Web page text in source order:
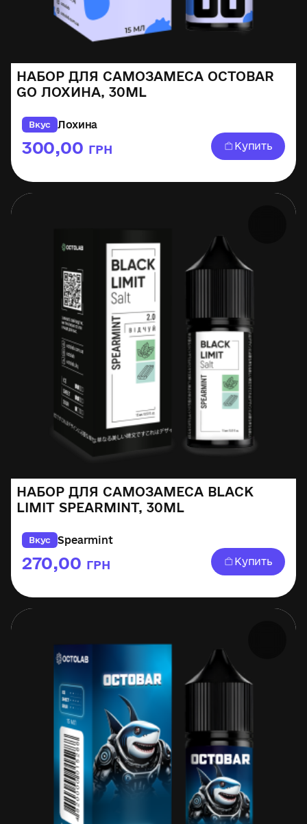
НАБОР ДЛЯ САМОЗАМЕСА OCTOBAR
GO ЛОХИНА, 30ML
Вкус Лохина
300,00 ГРН Купить
НАБОР ДЛЯ САМОЗАМЕСА BLACK
LIMIT SPEARMINT, 30ML
Вкус Spearmint
270,00 ГРН Купить